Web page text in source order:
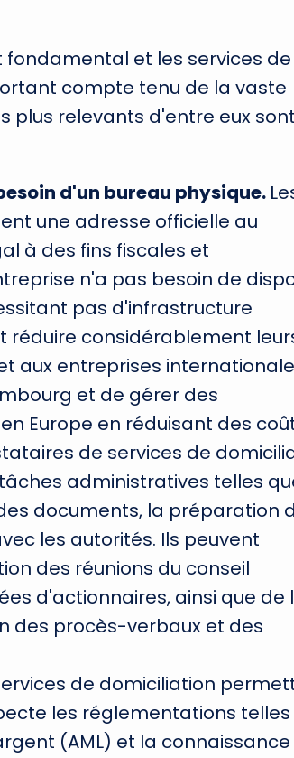
et les services de
compte tenu de la vaste
plus relevants d'entre eux sont
d'un bureau physique.
une adresse officielle au
à des fins fiscales et
n'a pas besoin de
pas d'infrastructure
réduire considérablement
aux entreprises
et de gérer des
Europe en réduisant des
de services de
administratives telles
documents, la préparation
les autorités. Ils peuvent
des réunions du conseil
d'actionnaires, ainsi que de
des procès-verbaux et des
de domiciliation
les réglementations telles
(AML) et la connaissance